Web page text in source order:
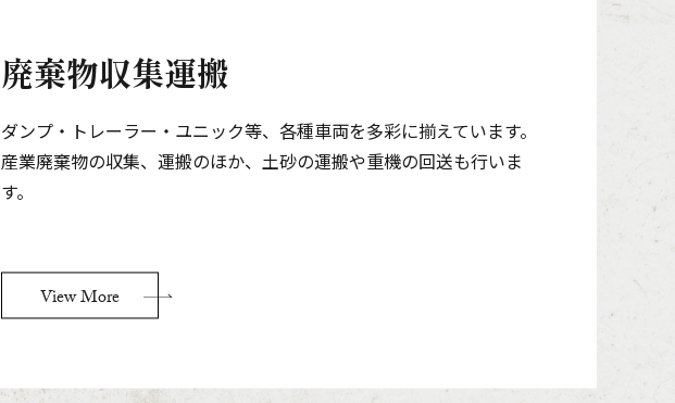
廃棄物収集運搬
ダンプ・トレーラー・ユニック等、各種車両を多彩に揃えています。
産業廃棄物の収集、運搬のほか、土砂の運搬や重機の回送も行いま
す。
View More